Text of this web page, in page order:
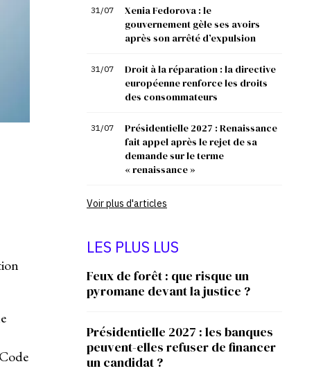
31/07
Xenia Fedorova : le
gouvernement gèle ses avoirs
après son arrêté d’expulsion
31/07
Droit à la réparation : la directive
européenne renforce les droits
des consommateurs
31/07
Présidentielle 2027 : Renaissance
fait appel après le rejet de sa
demande sur le terme
« renaissance »
Voir plus d'articles
LES PLUS LUS
Feux de forêt : que risque un
pyromane devant la justice ?
Présidentielle 2027 : les banques
peuvent-elles refuser de financer
un candidat ?